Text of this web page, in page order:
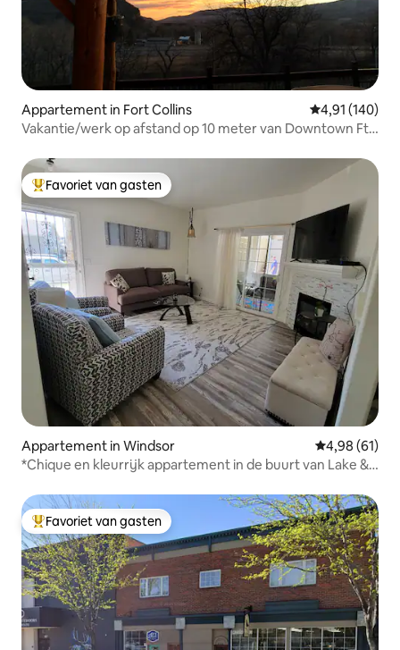
Appartement in Fort Collins Gemiddelde
4,91 (140)
Vakantie/werk op afstand op 10 meter van Downtown Ft
Topfavoriet van gasten
Favoriet van gasten
Appartement in Windsor Gemiddelde
4,98 (61)
*Chique en kleurrijk appartement in de buurt van Lake &
Topfavoriet van gasten
Favoriet van gasten